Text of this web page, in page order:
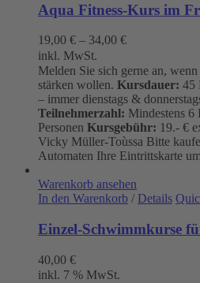
Aqua Fitness-Kurs im
19,00 € – 34,00 €
inkl. MwSt.
Melden Sie sich gerne an,
stärken wollen. Kursdauer: 45
– immer dienstags &
Teilnehmerzahl: Mindestens 6
Personen Kursgebühr: 19.- €
Vicky Müller-Toùssa Bitte
Automaten Ihre Eintrittskarte
Warenkorb ansehen
In den Warenkorb / Details
Einzel-Schwimmkurse
40,00 €
inkl. 7 % MwSt.